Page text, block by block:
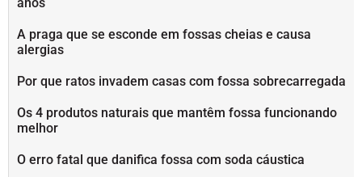
A praga que se esconde em fossas cheias e causa
alergias
Por que ratos invadem casas com fossa sobrecarregada
Os 4 produtos naturais que mantêm fossa funcionando
melhor
O erro fatal que danifica fossa com soda cáustica